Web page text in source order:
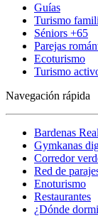
Guías
Turismo
Séniors +65
Parejas
Ecoturismo
Turismo
Navegación rápida
Bardenas
Gymkanas
Corredor
Red de
Enoturismo
Restaurantes
¿Dónde